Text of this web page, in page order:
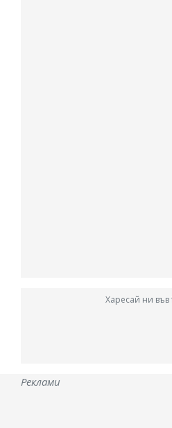
Харесай ни
Реклами